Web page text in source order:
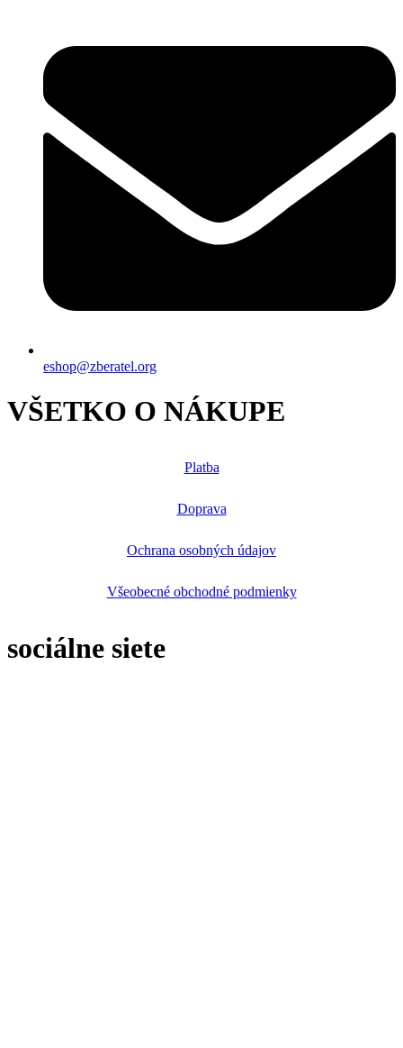
eshop@zberatel.org
VŠETKO O NÁKUPE
Platba
Doprava
Ochrana osobných údajov
Všeobecné obchodné podmienky
sociálne siete